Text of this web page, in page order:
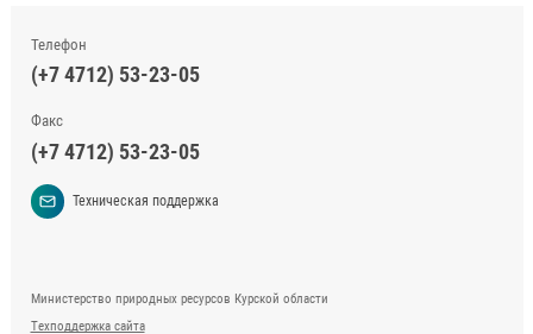
Телефон
(+7 4712) 53-23-05
Факс
(+7 4712) 53-23-05
Техническая поддержка
Министерство природных ресурсов Курской области
Техподдержка сайта